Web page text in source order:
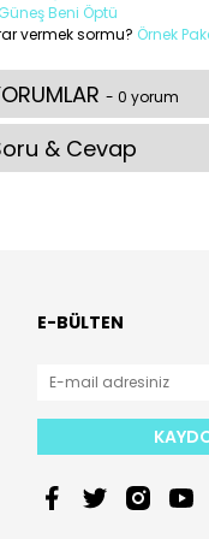
Beni Öptü
vermek sormu? Örnek
- 0 yorum
& Cevap
E-BÜLTEN